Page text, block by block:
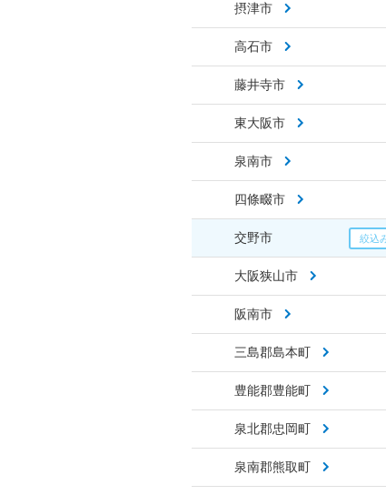
摂津市
高石市
藤井寺市
東大阪市
泉南市
四條畷市
交野市
大阪狭山市
阪南市
三島郡島本町
豊能郡豊能町
泉北郡忠岡町
泉南郡熊取町